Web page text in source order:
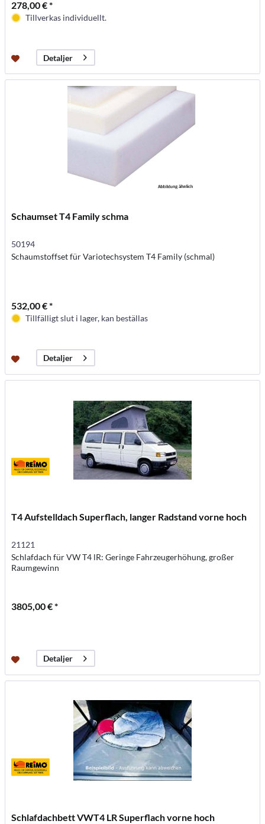
278,00 € *
Tillverkas individuellt.
Detaljer
Schaumset T4 Family schma
50194
Schaumstoffset für Variotechsystem T4 Family (schmal)
532,00 € *
Tillfälligt slut i lager, kan beställas
Detaljer
T4 Aufstelldach Superflach, langer Radstand vorne hoch
21121
Schlafdach für VW T4 lR: Geringe Fahrzeugerhöhung, großer
Raumgewinn
3805,00 € *
Detaljer
Schlafdachbett VWT4 LR Superflach vorne hoch